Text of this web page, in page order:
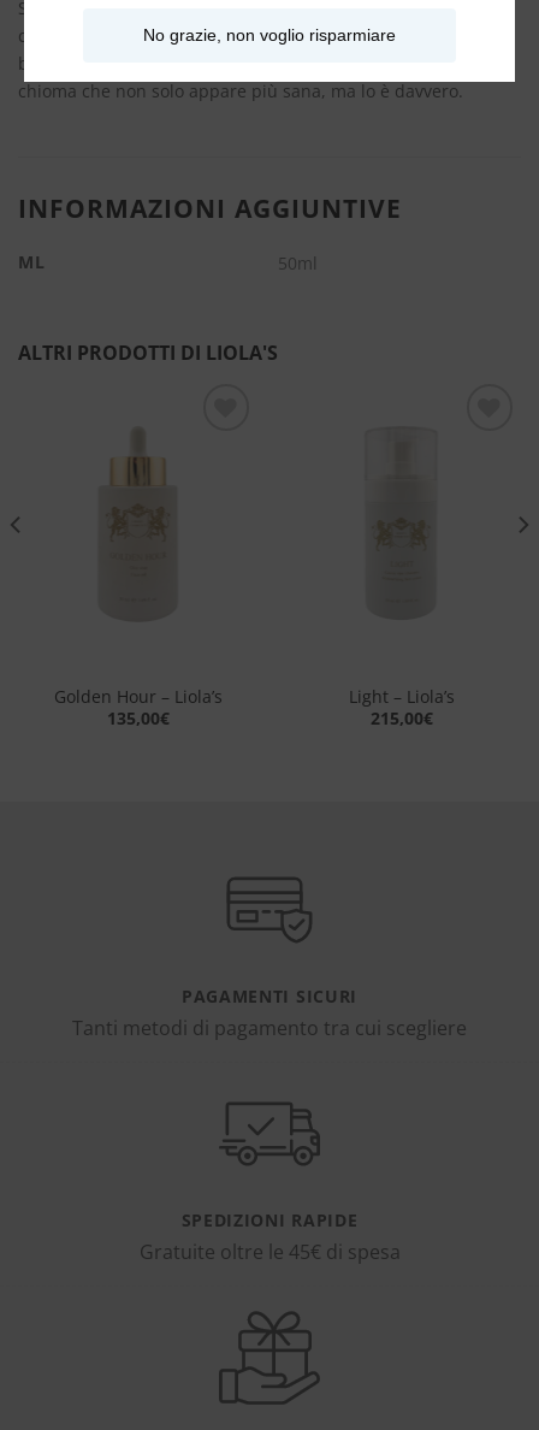
Scegli
che i tuoi capelli raccontino una nuova storia di benessere e
bellezza naturale. Ogni applicazione è un passo verso una
chioma che non solo appare più sana, ma lo è davvero.
INFORMAZIONI AGGIUNTIVE
ML 50ml
ALTRI PRODOTTI DI LIOLA'S
Golden Hour – Liola’s
135,00€
Light – Liola’s
215,00€
PAGAMENTI SICURI
Tanti metodi di pagamento tra cui scegliere
SPEDIZIONI RAPIDE
Gratuite oltre le 45€ di spesa
No grazie, non voglio risparmiare